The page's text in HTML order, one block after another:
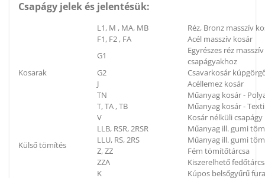
Csapágy jelek és jelentésük:
Kosarak
L1, M , MA, MB
Réz, Bronz masszív
F1, F2 , FA
Acél masszív kosár
G1
Egyrészes réz
csapágyakhoz
G2
Csavarkosár
J
Acéllemez kosár
TN
Műanyag kosár -
T, TA , TB
Műanyag kosár -
V
Kosár nélküli csapágy
Külső tömítés
LLB, RSR, 2RSR
Műanyag ill. gumi
LLU, RS, 2RS
Műanyag ill. gumi
Z, ZZ
Fém tömítőtárcsa
ZZA
Kiszerelhető
K
Kúpos belsőgyűrű